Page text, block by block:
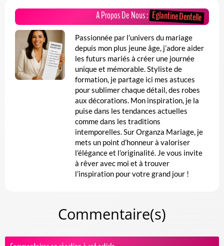
A Propos De Nous :Églantine Dentelle
Passionnée par l’univers du mariage
depuis mon plus jeune âge, j’adore aider
les futurs mariés à créer une journée
unique et mémorable. Styliste de
formation, je partage ici mes astuces
pour sublimer chaque détail, des robes
aux décorations. Mon inspiration, je la
puise dans les tendances actuelles
comme dans les traditions
intemporelles. Sur Organza Mariage, je
mets un point d’honneur à valoriser
l’élégance et l’originalité. Je vous invite
à rêver avec moi et à trouver
l’inspiration pour votre grand jour !
Commentaire(s)